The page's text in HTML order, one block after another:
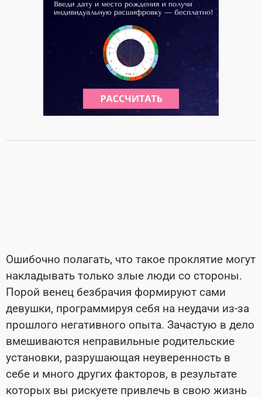
Ошибочно полагать, что такое проклятие могут
накладывать только злые люди со стороны.
Порой венец безбрачия формируют сами
девушки, программируя себя на неудачи из-за
прошлого негативного опыта. Зачастую в дело
вмешиваются неправильные родительские
установки, разрушающая неуверенность в
себе и много других факторов, в результате
которых вы рискуете привлечь в свою жизнь